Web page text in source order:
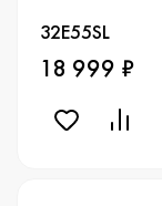
32E55SL
18 999 ₽